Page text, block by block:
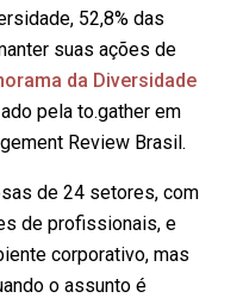
52,8% das
suas ações de
da Diversidade
pela to.gather em
Review Brasil.
de 24 setores, com
de profissionais, e
corporativo, mas
o assunto é